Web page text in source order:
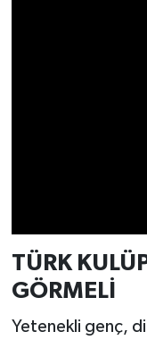
TÜRK
GÖRMELİ
Yetenekli genç,